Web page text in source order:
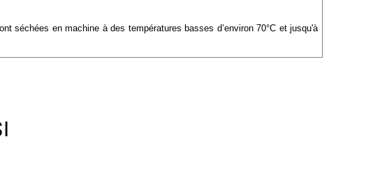
séchées en machine à des températures basses d’environ 70°C et jusqu'à